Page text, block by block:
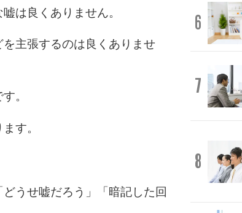
は良くありません。
主張するのは良くありませ
。
す。
うせ嘘だろう」「暗記した回
6
7
8